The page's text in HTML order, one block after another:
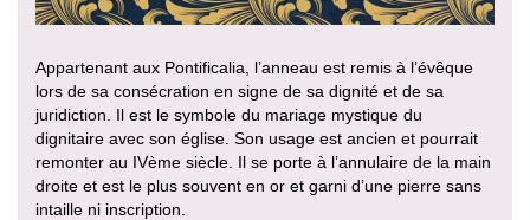
Appartenant aux Pontificalia, l’anneau est remis à l’évêque
lors de sa consécration en signe de sa dignité et de sa
juridiction. Il est le symbole du mariage mystique du
dignitaire avec son église. Son usage est ancien et pourrait
remonter au IVème siècle. Il se porte à l’annulaire de la main
droite et est le plus souvent en or et garni d’une pierre sans
intaille ni inscription.